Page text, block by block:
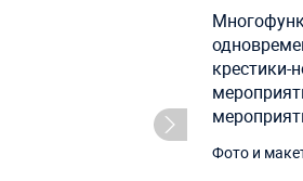
крестики-
Фото и